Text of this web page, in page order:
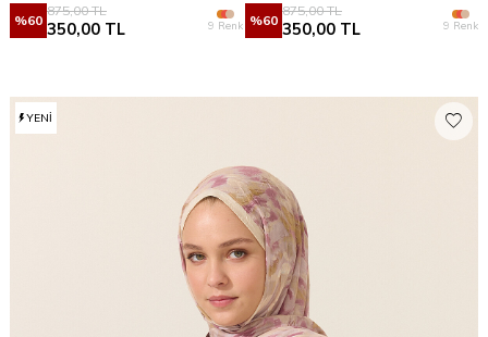
%60
875,00TL
350,00 TL 9 Renk %60
875,00TL
350,00 TL 9 Renk
YENI